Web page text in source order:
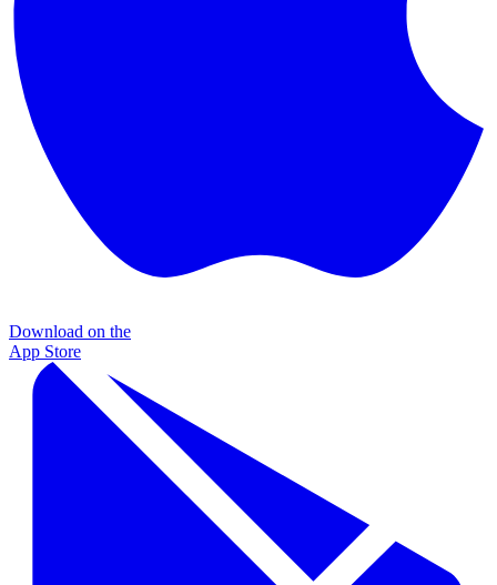
Download on the
App Store